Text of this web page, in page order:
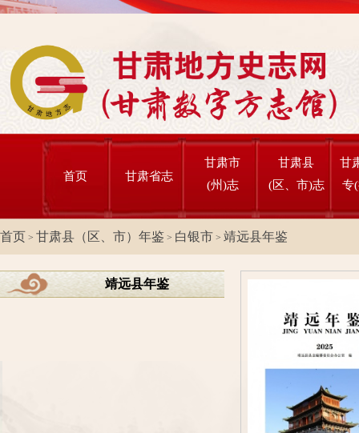
首页 甘肃省志
甘肃市
(州)志
甘肃县
(区、市)志
甘
专
首页 > 甘肃县（区、市）年鉴 > 白银市 > 靖远县年鉴
靖远县年鉴